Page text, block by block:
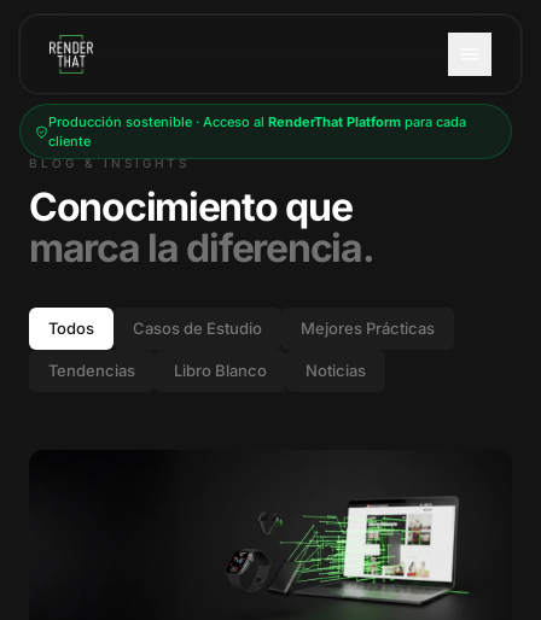
Producción sostenible · Acceso al RenderThat Platformpara cada
cliente
BLOG & INSIGHTS
Conocimiento que
marca la diferencia.
Todos Casos de Estudio Mejores Prácticas
Tendencias Libro Blanco Noticias